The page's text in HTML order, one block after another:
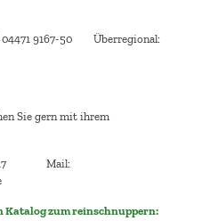
9167-50 Überregional:
Sie gern mit ihrem
17 Mail:
Katalog zum reinschnuppern: